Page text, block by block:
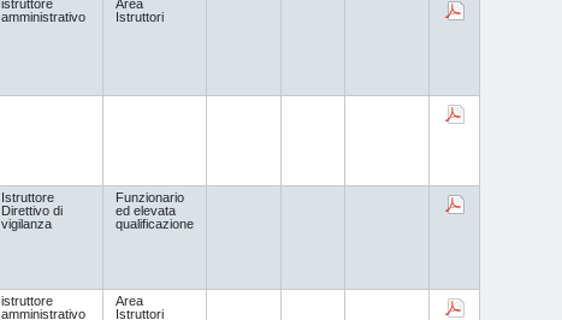
istruttore
amministrativo
Area
Istruttori
Istruttore
Direttivo di
vigilanza
Funzionario
ed elevata
qualificazione
istruttore
amministrativo
Area
Istruttori